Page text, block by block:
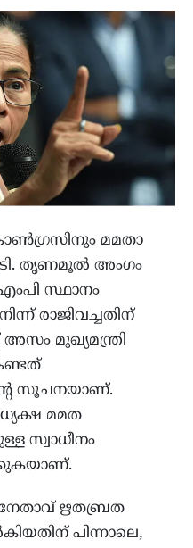
മമതാ
തൃണമൂല്‍ അംഗം
സ്ഥാനം
രാജിവച്ചതിന്
മുഖ്യമന്ത്രി
സൂചനയാണ്.
മമത
സ്വാധീനം
ഋതബ്രത
പിന്നാലെ,